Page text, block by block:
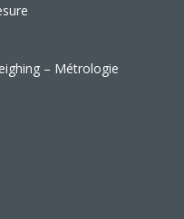
– Métrologie